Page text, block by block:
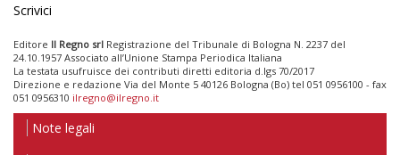
Scrivici
Editore Il Regno srl Registrazione del Tribunale di Bologna N. 2237 del
24.10.1957 Associato all’Unione Stampa Periodica Italiana
La testata usufruisce dei contributi diretti editoria d.lgs 70/2017
Direzione e redazione Via del Monte 5 40126 Bologna (Bo) tel 051 0956100 - fax
051 0956310 ilregno@ilregno.it
Note legali